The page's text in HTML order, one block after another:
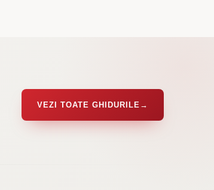
VEZI TOATE GHIDURILE →